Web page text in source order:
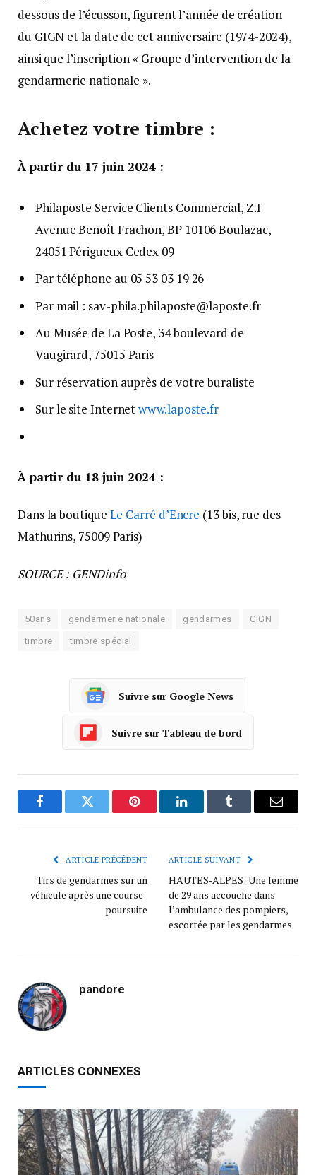
dessous de l’écusson, figurent l’année de création
du GIGN et la date de cet anniversaire (1974-2024),
ainsi que l’inscription « Groupe d’intervention de la
gendarmerie nationale ».
Achetez votre timbre :
À partir du 17 juin 2024 :
Philaposte Service Clients Commercial, Z.I
Avenue Benoît Frachon, BP 10106 Boulazac,
24051 Périgueux Cedex 09
Par téléphone au 05 53 03 19 26
Par mail : sav-phila.philaposte@laposte.fr
Au Musée de La Poste, 34 boulevard de
Vaugirard, 75015 Paris
Sur réservation auprès de votre buraliste
Sur le site Internetwww.laposte.fr
À partir du 18 juin 2024 :
Dans la boutique Le Carré d’Encre (13 bis, rue des
Mathurins, 75009 Paris)
SOURCE : GENDinfo
50ans gendarmerie nationale gendarmes GIGN
timbre timbre spécial
Suivre sur Google News
Suivre sur Tableau de bord
FacebookTwitter Pinterest LinkedInTumblr
ARTICLE PRÉCÉDENT
Tirs de gendarmes sur un
véhicule après une course-
poursuite
ARTICLE SUIVANT
HAUTES-ALPES: Une femme
de 29 ans accouche dans
l’ambulance des pompiers,
escortée par les gendarmes
pandore
ARTICLES CONNEXES